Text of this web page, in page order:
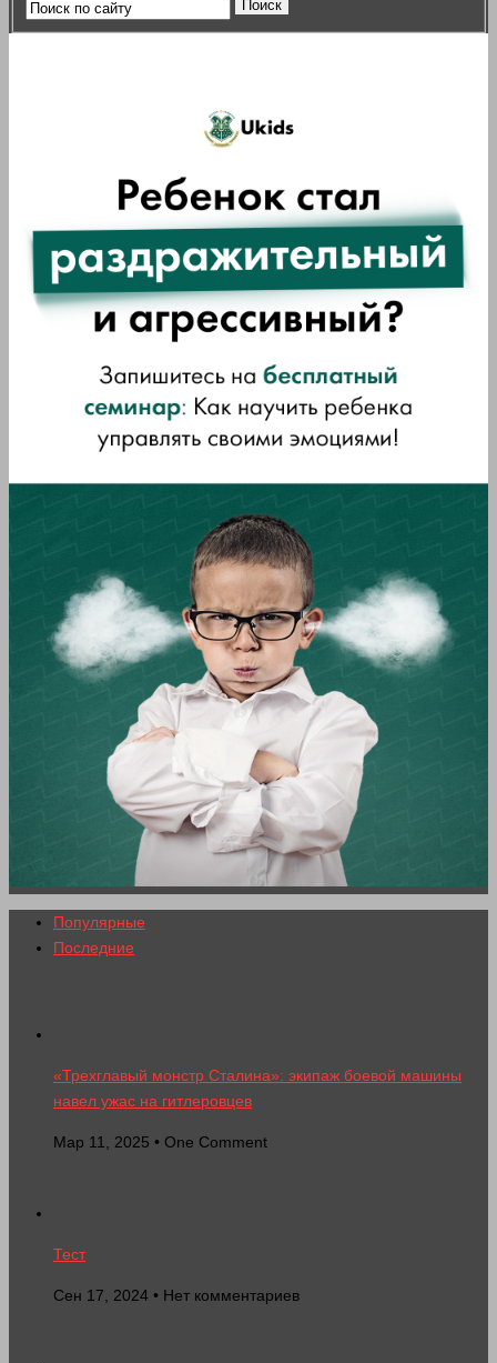
Популярные
Последние
«Трехглавый монстр Сталина»: экипаж боевой машины
навел ужас на гитлеровцев
Мар 11, 2025 • One Comment
Тест
Сен 17, 2024 • Нет комментариев